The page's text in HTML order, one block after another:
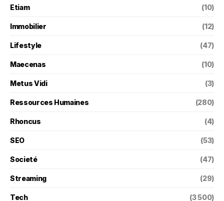
Etiam (10)
Immobilier (12)
Lifestyle (47)
Maecenas (10)
Metus Vidi (3)
Ressources Humaines (280)
Rhoncus (4)
SEO (53)
Societé (47)
Streaming (29)
Tech (3 500)